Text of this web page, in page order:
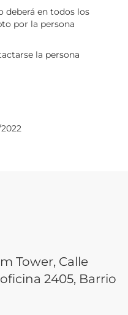
deberá en todos los
por la persona
la persona
Tower, Calle
2405, Barrio